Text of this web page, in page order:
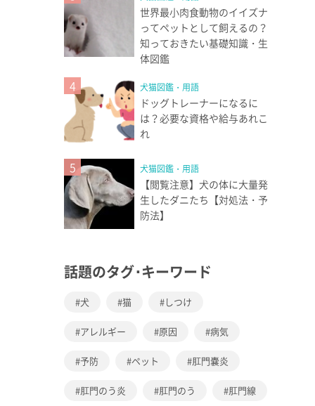
世界最小肉食動物のイイズナ
ってペットとして飼えるの？
知っておきたい基礎知識・生
体図鑑
4 犬猫図鑑・用語
ドッグトレーナーになるに
は？必要な資格や給与あれこ
れ
5 犬猫図鑑・用語
【閲覧注意】犬の体に大量発
生したダニたち【対処法・予
防法】
話題のタグ･キーワード
犬 猫 しつけ
アレルギー 原因 病気
予防 ペット 肛門嚢炎
肛門のう炎 肛門のう 肛門線